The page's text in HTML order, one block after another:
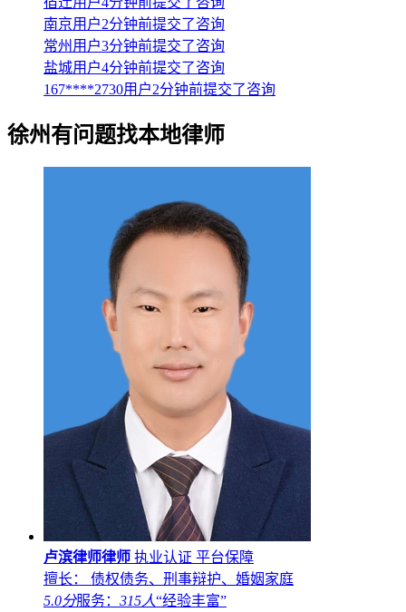
南京用户2分钟前提交了咨询
常州用户3分钟前提交了咨询
盐城用户4分钟前提交了咨询
167****2730用户2分钟前提交了咨询
徐州有问题找本地律师
卢滨律师律师 执业认证 平台保障
擅长： 债权债务、刑事辩护、婚姻家庭
5.0分服务： 315人“经验丰富”